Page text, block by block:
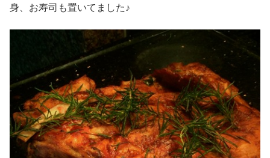
身、お寿司も置いてました♪